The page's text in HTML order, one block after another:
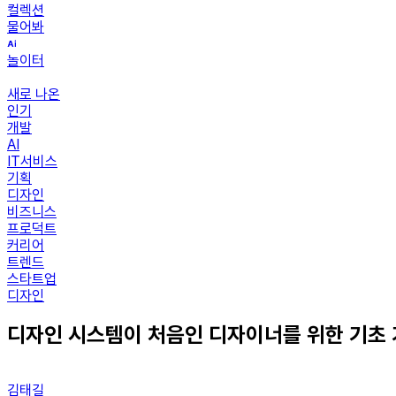
컬렉션
물어봐
놀이터
새로 나온
인기
개발
AI
IT서비스
기획
디자인
비즈니스
프로덕트
커리어
트렌드
스타트업
디자인
디자인 시스템이 처음인 디자이너를 위한 기초
김태길